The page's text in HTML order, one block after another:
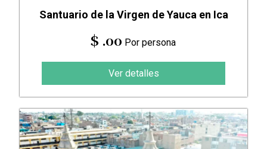
Santuario de la Virgen de Yauca en Ica
$ .00 Por persona
Ver detalles